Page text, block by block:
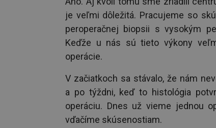
je veľmi dôležitá. Pracujeme so
peroperačnej biopsii s vysokým
Keďže u nás sú tieto výkony
operácie.
V začiatkoch sa stávalo, že nám
a po týždni, keď to histológia
operáciu. Dnes už vieme jednou
vďačíme skúsenostiam.